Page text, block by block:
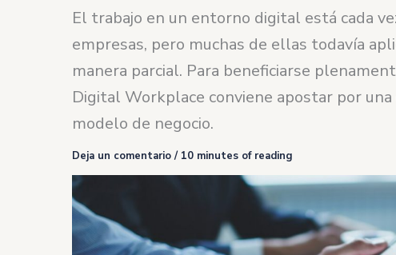
El trabajo en un entorno digital está cada
empresas, pero muchas de ellas todavía
manera parcial. Para beneficiarse
Digital Workplace conviene apostar por
modelo de negocio.
Deja un comentario / 10 minutes of reading